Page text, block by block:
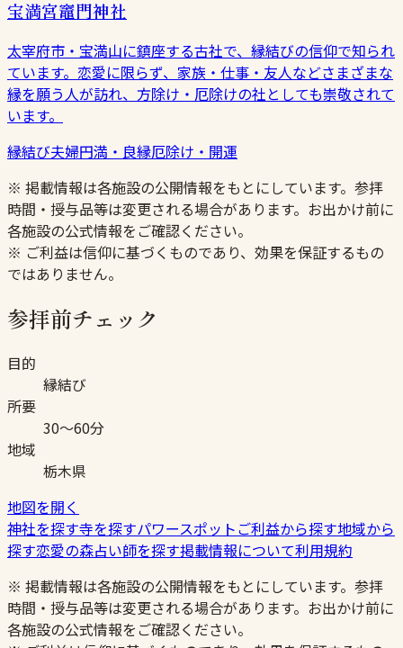
宝満宮竈門神社
太宰府市・宝満山に鎮座する古社で、縁結びの信仰で知られ
ています。恋愛に限らず、家族・仕事・友人などさまざまな
縁を願う人が訪れ、方除け・厄除けの社としても崇敬されて
います。
縁結び夫婦円満・良縁厄除け・開運
※ 掲載情報は各施設の公開情報をもとにしています。参拝
時間・授与品等は変更される場合があります。お出かけ前に
各施設の公式情報をご確認ください。
※ ご利益は信仰に基づくものであり、効果を保証するもの
ではありません。
参拝前チェック
目的
縁結び
所要
30〜60分
地域
栃木県
地図を開く
神社を探す寺を探すパワースポットご利益から探す地域から
探す恋愛の森占い師を探す掲載情報について利用規約
※ 掲載情報は各施設の公開情報をもとにしています。参拝
時間・授与品等は変更される場合があります。お出かけ前に
各施設の公式情報をご確認ください。